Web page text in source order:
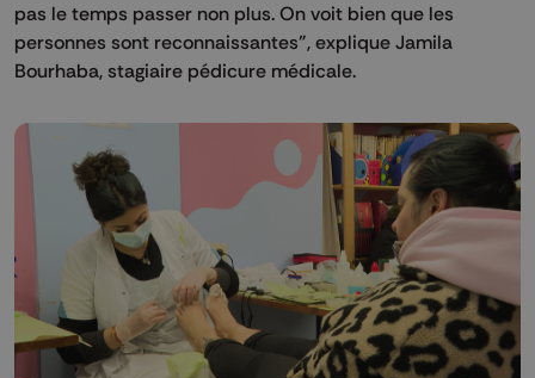
pas le temps passer non plus. On voit bien que les
personnes sont reconnaissantes", explique Jamila
Bourhaba, stagiaire pédicure médicale.